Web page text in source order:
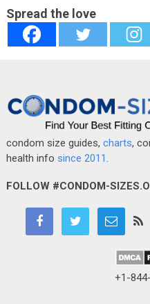
Spread the love
condom size guides, charts,
health info since 2011.
FOLLOW #CONDOM-
+1-